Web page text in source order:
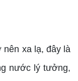
nên xa lạ, đây là
nước lý tưởng,